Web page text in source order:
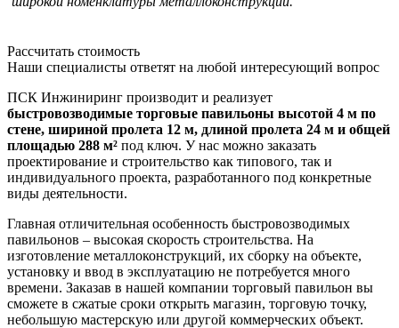
Рассчитать стоимость
Наши специалисты ответят на любой интересующий вопрос
ПСК Инжиниринг производит и реализует
быстровозводимые торговые павильоны высотой 4 м по
стене, шириной пролета 12 м, длиной пролета 24 м и общей
площадью 288 м² под ключ. У нас можно заказать
проектирование и строительство как типового, так и
индивидуального проекта, разработанного под конкретные
виды деятельности.
Главная отличительная особенность быстровозводимых
павильонов – высокая скорость строительства. На
изготовление металлоконструкций, их сборку на объекте,
установку и ввод в эксплуатацию не потребуется много
времени. Заказав в нашей компании торговый павильон вы
сможете в сжатые сроки открыть магазин, торговую точку,
небольшую мастерскую или другой коммерческих объект.